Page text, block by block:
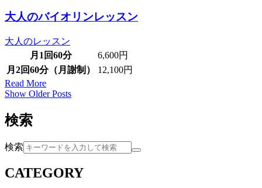
大人のバイオリンレッスン
大人のレッスン
月1回60分
6,600円
月2回60分（月謝制）
12,100円
Read More
Show Older Posts
検索
検索
CATEGORY